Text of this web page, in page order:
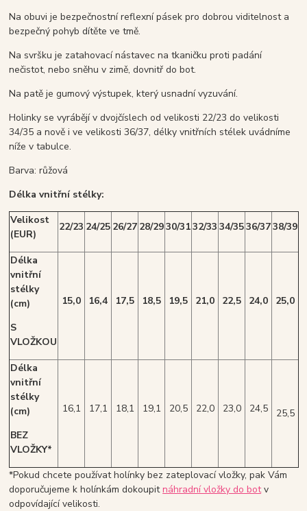
Na obuvi je bezpečnostní reflexní pásek pro dobrou viditelnost a
bezpečný pohyb dítěte ve tmě.
Na svršku je zatahovací nástavec na tkaničku proti padání
nečistot, nebo sněhu v zimě, dovnitř do bot.
Na patě je gumový výstupek, který usnadní vyzuvání.
Holinky se vyrábějí v dvojčíslech od velikosti 22/23 do velikosti
34/35 a nově i ve velikosti 36/37, délky vnitřních stélek uvádníme
níže v tabulce.
Barva: růžová
Délka vnitřní stélky:
Velikost
(EUR)
22/23 24/25 26/27 28/2930/3132/33 34/3536/3738/39
Délka
vnitřní
stélky
(cm)
S
VLOŽKOU
15,0 16,4 17,5 18,5 19,5 21,0 22,5 24,0 25,0
Délka
vnitřní
stélky
(cm)
BEZ
VLOŽKY*
16,1 17,1 18,1 19,1 20,5 22,0 23,0 24,5 25,5
*Pokud chcete používat holínky bez zateplovací vložky, pak Vám
doporučujeme k holínkám dokoupitnáhradní vložky do botv
odpovídající velikosti.